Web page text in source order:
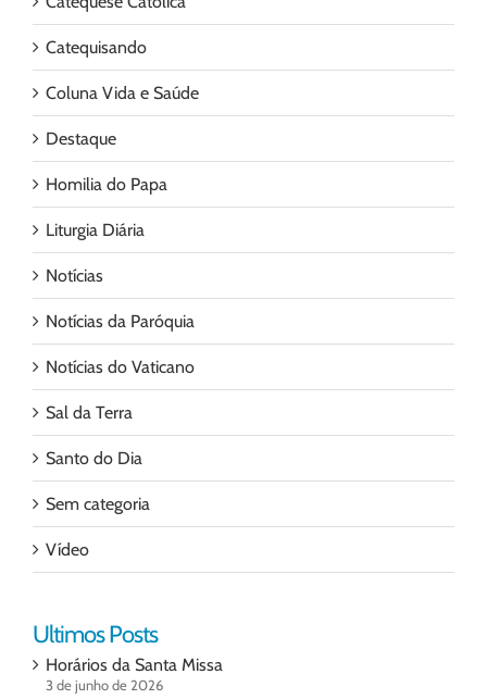
Catequisando
Coluna Vida e Saúde
Destaque
Homilia do Papa
Liturgia Diária
Notícias
Notícias da Paróquia
Notícias do Vaticano
Sal da Terra
Santo do Dia
Sem categoria
Vídeo
Ultimos Posts
Horários da Santa Missa
3 de junho de 2026